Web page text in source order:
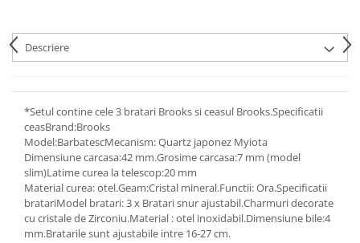
Descriere
*Setul contine cele 3 bratari Brooks si ceasul Brooks.Specificatii
ceasBrand:Brooks
Model:BarbatescMecanism: Quartz japonez Myiota
Dimensiune carcasa:42 mm.Grosime carcasa:7 mm (model
slim)Latime curea la telescop:20 mm
Material curea: otel.Geam:Cristal mineral.Functii: Ora.Specificatii
bratari Model bratari: 3 x Bratari snur ajustabil.Charmuri decorate
cu cristale de Zirconiu.Material : otel inoxidabil.Dimensiune bile:4
mm.Bratarile sunt ajustabile intre 16-27 cm.